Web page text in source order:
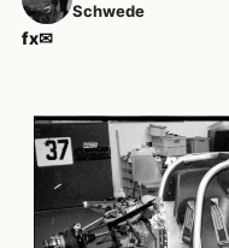
Schwede
fx✉